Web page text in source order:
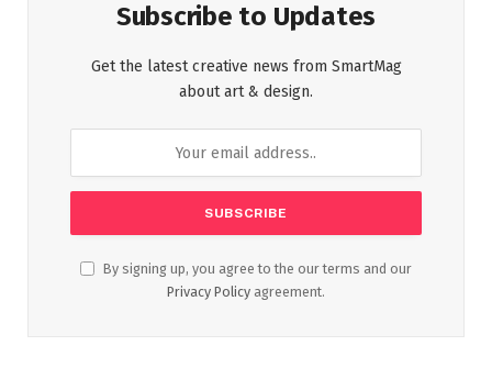
Subscribe to Updates
Get the latest creative news from SmartMag
about art & design.
By signing up, you agree to the our terms and our
Privacy Policy agreement.